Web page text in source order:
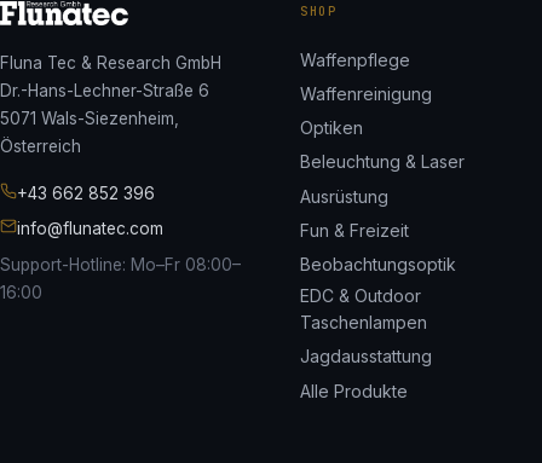
Fluna Tec & Research GmbH
Dr.-Hans-Lechner-Straße 6
5071 Wals-Siezenheim,
Österreich
+43 662 852 396
info@flunatec.com
Support-Hotline: Mo–Fr 08:00–
16:00
SHOP
Waffenpflege
Waffenreinigung
Optiken
Beleuchtung & Laser
Ausrüstung
Fun & Freizeit
Beobachtungsoptik
EDC & Outdoor
Taschenlampen
Jagdausstattung
Alle Produkte